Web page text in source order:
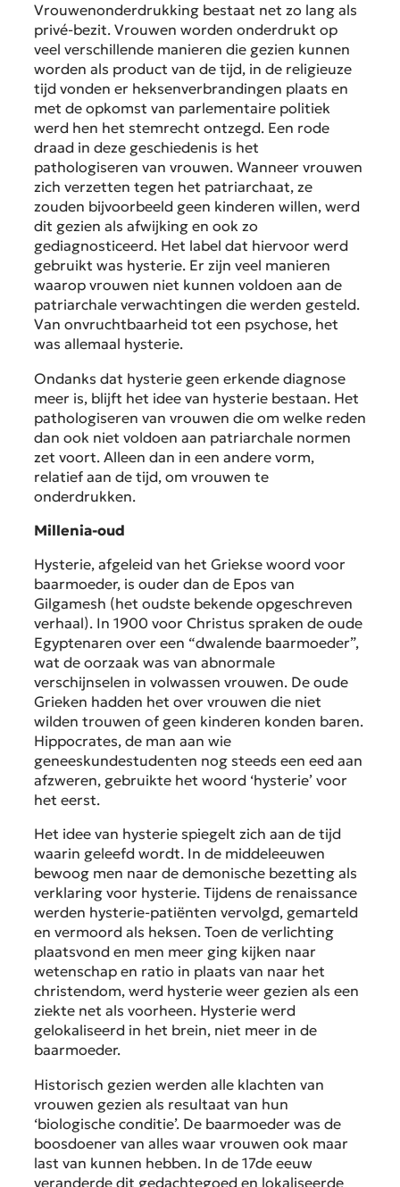
Vrouwenonderdrukking bestaat net zo lang als
privé-bezit. Vrouwen worden onderdrukt op
veel verschillende manieren die gezien kunnen
worden als product van de tijd, in de religieuze
tijd vonden er heksenverbrandingen plaats en
met de opkomst van parlementaire politiek
werd hen het stemrecht ontzegd. Een rode
draad in deze geschiedenis is het
pathologiseren van vrouwen. Wanneer vrouwen
zich verzetten tegen het patriarchaat, ze
zouden bijvoorbeeld geen kinderen willen, werd
dit gezien als afwijking en ook zo
gediagnosticeerd. Het label dat hiervoor werd
gebruikt was hysterie. Er zijn veel manieren
waarop vrouwen niet kunnen voldoen aan de
patriarchale verwachtingen die werden gesteld.
Van onvruchtbaarheid tot een psychose, het
was allemaal hysterie.
Ondanks dat hysterie geen erkende diagnose
meer is, blijft het idee van hysterie bestaan. Het
pathologiseren van vrouwen die om welke reden
dan ook niet voldoen aan patriarchale normen
zet voort. Alleen dan in een andere vorm,
relatief aan de tijd, om vrouwen te
onderdrukken.
Millenia-oud
Hysterie, afgeleid van het Griekse woord voor
baarmoeder, is ouder dan de Epos van
Gilgamesh (het oudste bekende opgeschreven
verhaal). In 1900 voor Christus spraken de oude
Egyptenaren over een “dwalende baarmoeder”,
wat de oorzaak was van abnormale
verschijnselen in volwassen vrouwen. De oude
Grieken hadden het over vrouwen die niet
wilden trouwen of geen kinderen konden baren.
Hippocrates, de man aan wie
geneeskundestudenten nog steeds een eed aan
afzweren, gebruikte het woord ‘hysterie’ voor
het eerst.
Het idee van hysterie spiegelt zich aan de tijd
waarin geleefd wordt. In de middeleeuwen
bewoog men naar de demonische bezetting als
verklaring voor hysterie. Tijdens de renaissance
werden hysterie-patiënten vervolgd, gemarteld
en vermoord als heksen. Toen de verlichting
plaatsvond en men meer ging kijken naar
wetenschap en ratio in plaats van naar het
christendom, werd hysterie weer gezien als een
ziekte net als voorheen. Hysterie werd
gelokaliseerd in het brein, niet meer in de
baarmoeder.
Historisch gezien werden alle klachten van
vrouwen gezien als resultaat van hun
‘biologische conditie’. De baarmoeder was de
boosdoener van alles waar vrouwen ook maar
last van kunnen hebben. In de 17de eeuw
veranderde dit gedachtegoed en lokaliseerde